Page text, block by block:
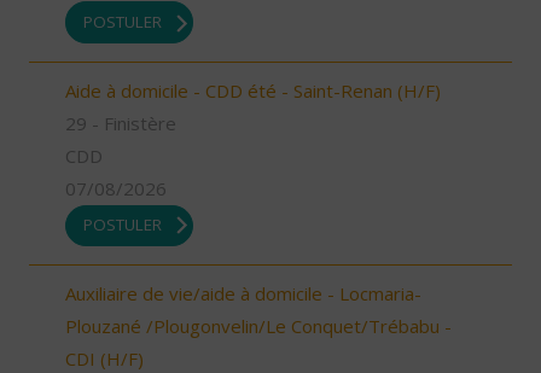
POSTULER
Aide à domicile - CDD été - Saint-Renan (H/F)
29 - Finistère
CDD
07/08/2026
POSTULER
Auxiliaire de vie/aide à domicile - Locmaria-
Plouzané /Plougonvelin/Le Conquet/Trébabu -
CDI (H/F)